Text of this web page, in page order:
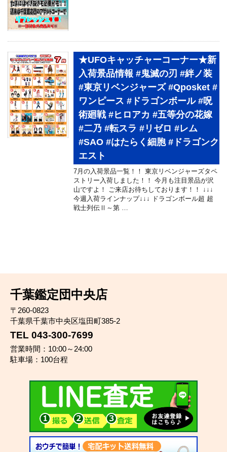
★UFOキャッチャーコーナー★新
入荷景品情報 #鬼滅の刃 #絆ノ装
#東京リベンジャーズ #Qposket #
ワンピース #ドラゴンボール #呪
術廻戦 #ヒロアカ #五等分の花嫁
#二乃 #転スラ #リゼロ #レム
#SAO #はたらく細胞 #ドラゴンク
エスト
7月の入荷景品一覧！！ 東京リベンジャーズタペ
ストリー入荷しました！！ 今月も注目景品が沢
山ですよ！ ご来店お待ちしております！！ ↓↓↓
今週入荷ラインナップ↓↓↓ ドラゴンボール超 超
戦士列伝Ⅱ～第 …
千葉鑑定団中央店
〒260-0823
千葉県千葉市中央区塩田町385-2
TEL 043-300-7699
営業時間：10:00～24:00
駐車場：100台程